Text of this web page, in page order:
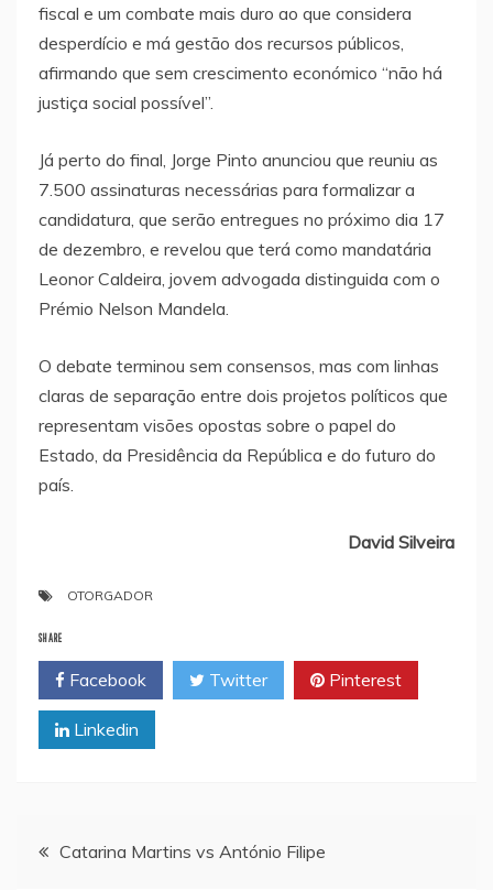
fiscal e um combate mais duro ao que considera
desperdício e má gestão dos recursos públicos,
afirmando que sem crescimento económico “não há
justiça social possível”.
Já perto do final, Jorge Pinto anunciou que reuniu as
7.500 assinaturas necessárias para formalizar a
candidatura, que serão entregues no próximo dia 17
de dezembro, e revelou que terá como mandatária
Leonor Caldeira, jovem advogada distinguida com o
Prémio Nelson Mandela.
O debate terminou sem consensos, mas com linhas
claras de separação entre dois projetos políticos que
representam visões opostas sobre o papel do
Estado, da Presidência da República e do futuro do
país.
David Silveira
OTORGADOR
SHARE
Facebook Twitter Pinterest
Linkedin
Navegação
Catarina Martins vs António Filipe